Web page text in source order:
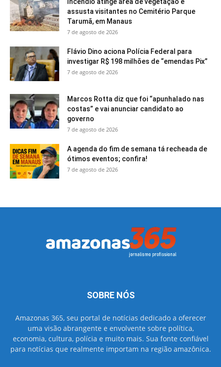
assusta visitantes no Cemitério Parque
Tarumã, em Manaus
7 de agosto de 2026
Flávio Dino aciona Polícia Federal para
investigar R$ 198 milhões de “emendas Pix”
7 de agosto de 2026
Marcos Rotta diz que foi “apunhalado nas
costas” e vai anunciar candidato ao
governo
7 de agosto de 2026
A agenda do fim de semana tá recheada de
ótimos eventos; confira!
7 de agosto de 2026
SOBRE NÓS
Amazonas 365, seu portal de notícias dedicado a oferecer
uma visão abrangente e envolvente sobre política,
economia, cultura, polícia e muito mais. Sua fonte confiável
para notícias que realmente importam na região amazônica.